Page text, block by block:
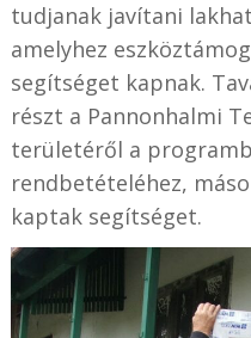
tudjanak javítani
amelyhez
segítséget kapnak.
részt a Pannonhalmi
területéről a
rendbetételéhez,
kaptak segítséget.